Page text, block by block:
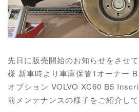
先日に販売開始のお知らせをさせ
様 新車時より車庫保管1オーナー
オプション VOLVO XC60 B5
前メンテナンスの様子をご紹介して